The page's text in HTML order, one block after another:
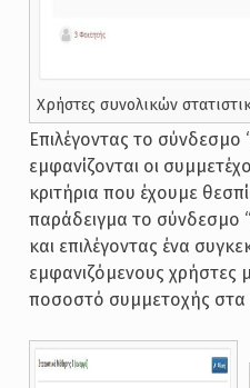
Χρήστες συνολικών
Επιλέγοντας το σύνδεσμο
εμφανίζονται οι
κριτήρια που έχουμε
παράδειγμα το σύνδεσμο
και επιλέγοντας ένα
εμφανιζόμενους
ποσοστό συμμετοχής στα